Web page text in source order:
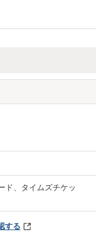
ド、タイムズチケッ
する